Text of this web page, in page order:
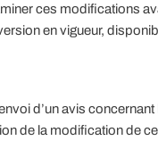
ces modifications
en vigueur,
d’un avis
de la modification de